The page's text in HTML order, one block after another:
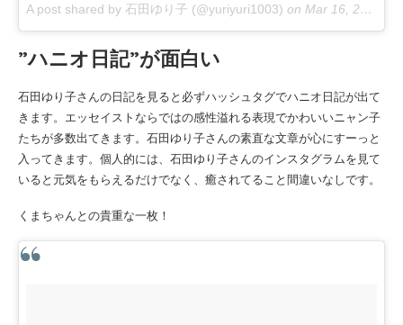
A post shared by 石田ゆり子 (@yuriyuri1003) on Mar 16, 2018 at 9:00pm PDT
”ハニオ日記”が面白い
石田ゆり子さんの日記を見ると必ずハッシュタグでハニオ日記が出て
きます。エッセイストならではの感性溢れる表現でかわいいニャン子
たちが多数出てきます。石田ゆり子さんの素直な文章が心にすーっと
入ってきます。個人的には、石田ゆり子さんのインスタグラムを見て
いると元気をもらえるだけでなく、癒されてること間違いなしです。
くまちゃんとの貴重な一枚！